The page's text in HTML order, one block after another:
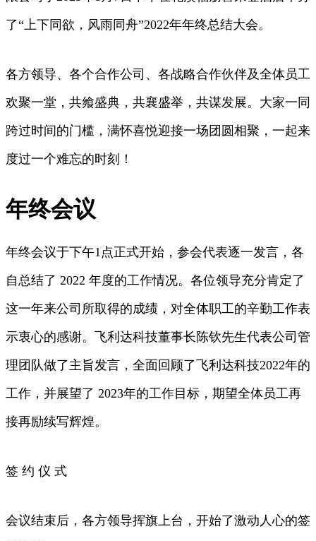
了“上下同欲，风雨同舟”2022年年终总结大会。
各方领导、各个合作公司、各战略合作伙伴及全体员工
欢聚一堂，共飨盛典，共襄盛举，共谋发展。大家一同
跨过时间的门槛，满怀喜悦迎接一场团圆相聚，一起来
度过一个难忘的时刻！
年终会议
年终会议于下午1点正式开始，参会代表逐一发言，各
自总结了 2022 年度的工作情况。各位领导充分肯定了
这一年来公司所取得的成绩，对全体职工的辛勤工作表
示衷心的感谢。飞利达科技董事长陈钦先生代表公司管
理团队做了主旨发言，全面回顾了飞利达科技2022年的
工作，并展望了 2023年的工作目标，期望全体员工再
接再励续写辉煌。
签 约 仪 式
会议结束后，各方领导挥旗上台，开始了激动人心的签